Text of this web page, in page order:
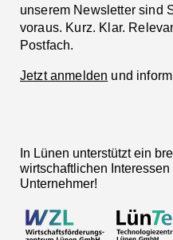
unserem Newsletter sind
voraus. Kurz. Klar.
Postfach.
Jetzt anmelden und
In Lünen unterstützt ein
wirtschaftlichen
Unternehmer!